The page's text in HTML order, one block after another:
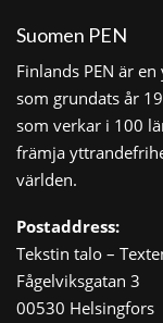
Suomen PEN
Finlands PEN är
som grundats år
som verkar i 100
främja
världen.
Postaddress:
Tekstin talo –
Fågelviksgatan 3
00530 Helsingfors